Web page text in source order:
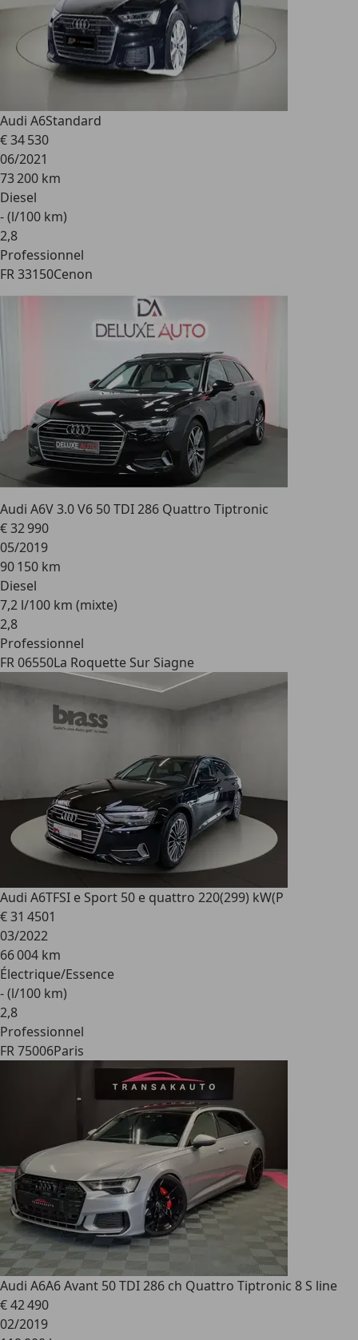
Audi A6Standard
€ 34 530
06/2021
73 200 km
Diesel
- (l/100 km)
2,8
Professionnel
FR 33150Cenon
Audi A6V 3.0 V6 50 TDI 286 Quattro Tiptronic
€ 32 990
05/2019
90 150 km
Diesel
7,2 l/100 km (mixte)
2,8
Professionnel
FR 06550La Roquette Sur Siagne
Audi A6TFSI e Sport 50 e quattro 220(299) kW(P
€ 31 4501
03/2022
66 004 km
Électrique/Essence
- (l/100 km)
2,8
Professionnel
FR 75006Paris
Audi A6A6 Avant 50 TDI 286 ch Quattro Tiptronic 8 S line
€ 42 490
02/2019